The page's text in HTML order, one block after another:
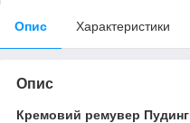
Опис Характеристики
Опис
Кремовий ремувер Пудинг